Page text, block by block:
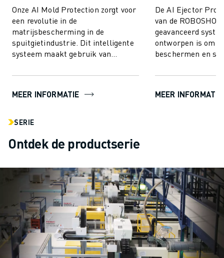
Onze AI Mold Protection zorgt voor
een revolutie in de
matrijsbescherming in de
spuitgietindustrie. Dit intelligente
systeem maakt gebruik van
aansturingstechnologie voor
MEER INFORMATIE
De AI Ejector
van de
geavanceerd
ontworpen is om
beschermen en
innovatieve
MEER INFORMATIE
SERIE
Ontdek de productserie